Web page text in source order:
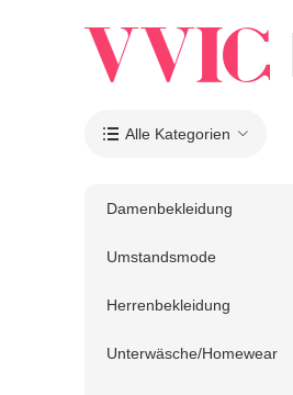
 Alle Kategorien
Damenbekleidung
Umstandsmode
Herrenbekleidung
Unterwäsche/Homewear